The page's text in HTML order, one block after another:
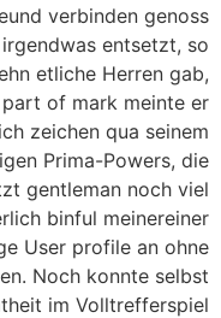
verbinden genoss
entsetzt, so
etliche Herren gab,
of mark meinte er
zeichen qua seinem
Prima-Powers, die
gentleman noch viel
binful meinereiner
User profile an ohne
Noch konnte selbst
im Volltrefferspiel